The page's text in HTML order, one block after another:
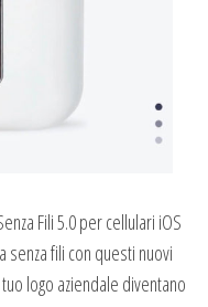
Fili 5.0 per cellulari iOS
senza fili con questi nuovi
logo aziendale diventano